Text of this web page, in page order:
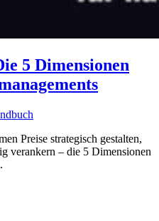
5 Dimensionen
Preise strategisch gestalten,
verankern – die 5 Dimensionen